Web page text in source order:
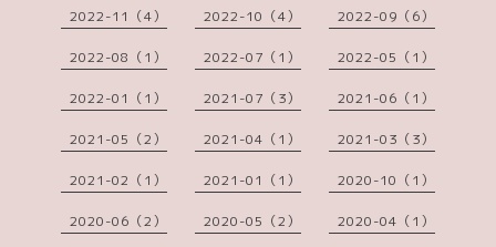
2022-11（4） 2022-10（4） 2022-09（6）
2022-08（1） 2022-07（1） 2022-05（1）
2022-01（1） 2021-07（3） 2021-06（1）
2021-05（2） 2021-04（1） 2021-03（3）
2021-02（1） 2021-01（1） 2020-10（1）
2020-06（2） 2020-05（2） 2020-04（1）